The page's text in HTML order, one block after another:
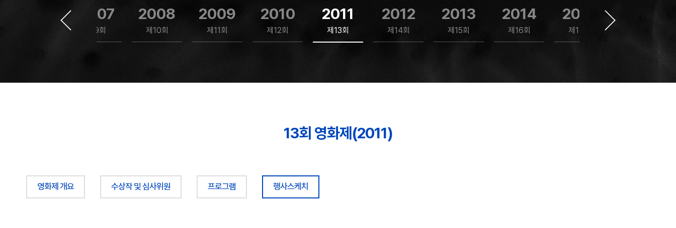
2007
제9회
2008
제10회
2009
제11회
2010
제12회
2011
제13회
2012
제14회
2013
제15회
2014
제16회
2015
제17회
13회 영화제(2011)
영화제 개요 수상작 및 심사위원 프로그램 행사스케치